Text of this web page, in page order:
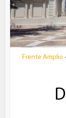
Frente Amplio •